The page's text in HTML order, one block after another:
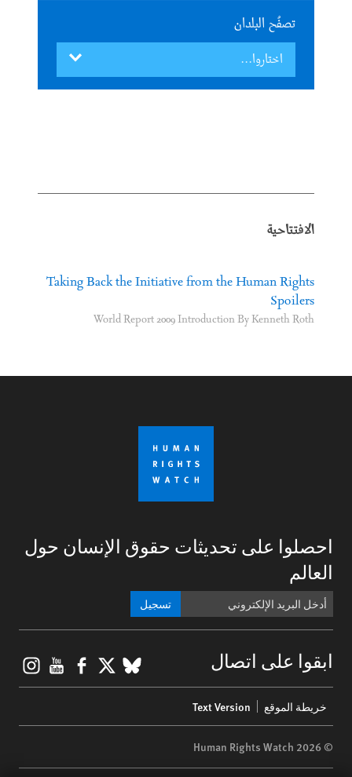
الافتتاحية
Taking Back the Initiative from the Human Rights
Spoilers
World Report 2009 Introduction By Kenneth Roth
تصفُح البلدان
احصلوا على تحديثات حقوق الإنسان حول
العالم
تسجيل
ابقوا على اتصال BlueSky
X
menu
خريطة الموقع Text Version
© 2026 Human Rights Watch